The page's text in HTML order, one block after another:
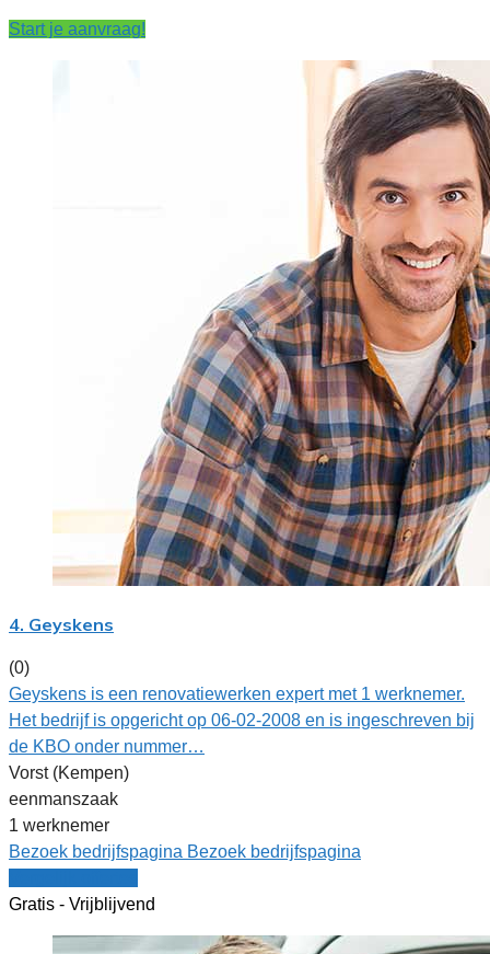
Start je aanvraag!
4. Geyskens
(0)
Geyskens is een renovatiewerken expert met 1 werknemer.
Het bedrijf is opgericht op 06-02-2008 en is ingeschreven bij
de KBO onder nummer…
Vorst (Kempen)
eenmanszaak
1 werknemer
Bezoek bedrijfspagina Bezoek bedrijfspagina
Gratis - Vrijblijvend